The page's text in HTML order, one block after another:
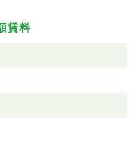
賃料